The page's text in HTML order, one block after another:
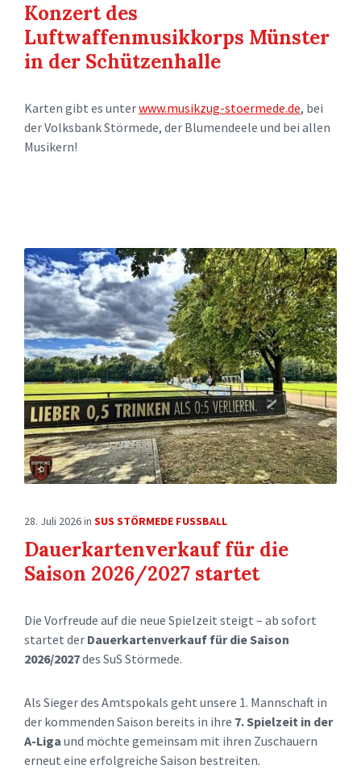
Konzert des
Luftwaffenmusikkorps Münster
in der Schützenhalle
Karten gibt es unterwww.musikzug-stoermede.de, bei
der Volksbank Störmede, der Blumendeele und bei allen
Musikern!
28. Juli 2026in SUS STÖRMEDE FUSSBALL
Dauerkartenverkauf für die
Saison 2026/2027 startet
Die Vorfreude auf die neue Spielzeit steigt – ab sofort
startet der Dauerkartenverkauf für die Saison
2026/2027des SuS Störmede.
Als Sieger des Amtspokals geht unsere 1. Mannschaft in
der kommenden Saison bereits in ihre 7. Spielzeit in der
A-Liga und möchte gemeinsam mit ihren Zuschauern
erneut eine erfolgreiche Saison bestreiten.